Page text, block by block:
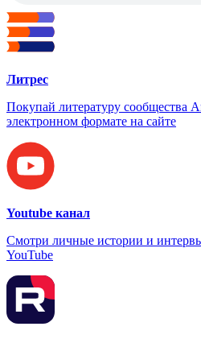
Литрес
Покупай литературу сообщества
электронном формате на сайте
Youtube канал
Смотри личные истории и
YouTube